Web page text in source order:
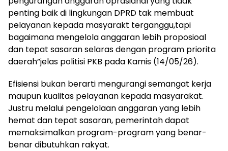
penting baik di lingkungan DPRD tak membuat
pelayanan kepada masyarakt terganggu,tapi
bagaimana mengelola anggaran lebih proposioal
dan tepat sasaran selaras dengan program priorita
daerah”jelas politisi PKB pada Kamis (14/05/26).
Efisiensi bukan berarti mengurangi semangat kerja
maupun kualitas pelayanan kepada masyarakat.
Justru melalui pengelolaan anggaran yang lebih
hemat dan tepat sasaran, pemerintah dapat
memaksimalkan program-program yang benar-
benar dibutuhkan rakyat.